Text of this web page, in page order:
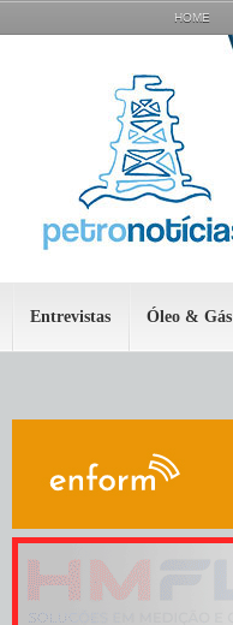
HOME
Entrevistas Óleo & Gás